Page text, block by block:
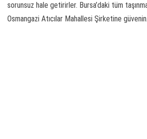
sorunsuz hale getirirler. Bursa’daki tüm
Osmangazi Atıcılar Mahallesi Şirketine güvenin.